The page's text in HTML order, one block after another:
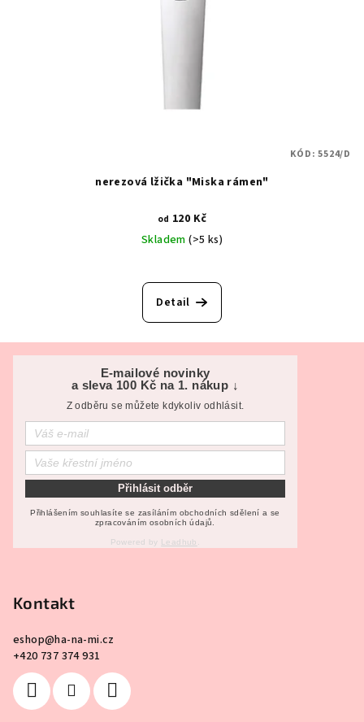
nerezová lžička "Miska rámen"
od 120 Kč
Skladem(>5 ks)
Detail
KÓD:5524/D
E-mailové novinky
a sleva 100 Kč na 1. nákup ↓
Z odběru se můžete kdykoliv odhlásit.
Přihlásit odběr
Přihlášením souhlasíte se zasíláním obchodních sdělení a se
zpracováním osobních údajů.
Powered by Leadhub
Kontakt
eshop@ha-na-mi.cz
+420 737 374 931